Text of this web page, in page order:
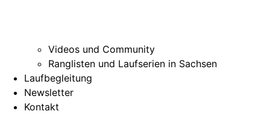
Videos und Community
Ranglisten und Laufserien in Sachsen
Laufbegleitung
Newsletter
Kontakt